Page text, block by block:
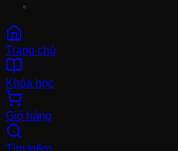
Trang chủ
Khóa học
Giỏ hàng
Tìm kiếm